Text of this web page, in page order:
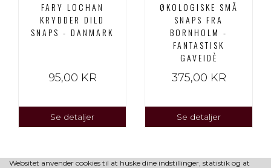
FARY LOCHAN
KRYDDER DILD
SNAPS - DANMARK
95,00 KR
Se detaljer
ØKOLOGISKE SMÅ
SNAPS FRA
BORNHOLM -
FANTASTISK
GAVEIDÈ
375,00 KR
Se detaljer
Websitet anvender cookies til at huske dine indstillinger, statistik og at